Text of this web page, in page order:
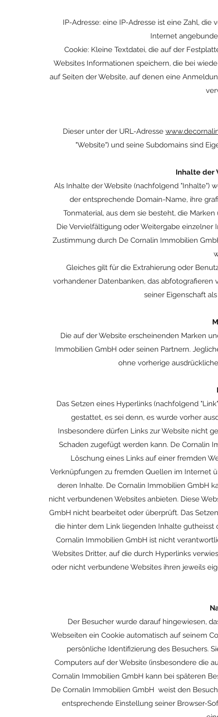
IP-Adresse: eine IP-Adresse ist eine Zahl,
Internet
Cookie: Kleine Textdatei, die auf der
Websites Informationen speichern, die bei
auf Seiten der Website, auf denen eine
Dieser unter der URL-Adresse
"Website") und seine Subdomains sind
Inhalte der
Als Inhalte der Website (nachfolgend "Inhalte")
der entsprechende Domain-Name, ihre
Tonmaterial, aus dem sie besteht, die
Die Vervielfältigung oder Weitergabe
Zustimmung durch De Cornalin Immobilien
Gleiches gilt für die Extrahierung oder
vorhandener Datenbanken, das abfotografieren
seiner Eigenschaft
Die auf der Website erscheinenden Marken
Immobilien GmbH oder seinen Partnern.
ohne vorherige
Das Setzen eines Hyperlinks (nachfolgend
gestattet, es sei denn, es wurde vorher
Insbesondere dürfen Links zur Website nicht
Schaden zugefügt werden kann. De Cornalin
Löschung eines Links auf einer fremden
Verknüpfungen zu fremden Quellen im Internet
deren Inhalte. De Cornalin Immobilien GmbH
nicht verbundenen Websites anbieten. Diese
GmbH nicht bearbeitet oder überprüft. Das
die hinter dem Link liegenden Inhalte gutheisst
Cornalin Immobilien GmbH ist nicht
Websites Dritter, auf die durch Hyperlinks
oder nicht verbundene Websites ihren jeweils
Der Besucher wurde darauf hingewiesen,
Webseiten ein Cookie automatisch auf seinem
persönliche Identifizierung des Besuchers.
Computers auf der Website (insbesondere die
Cornalin Immobilien GmbH kann bei späteren
De Cornalin Immobilien GmbH weist den
entsprechende Einstellung seiner Browser-